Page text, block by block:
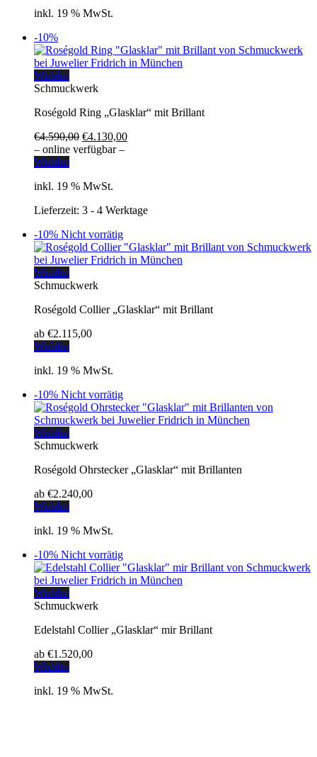
inkl. 19 % MwSt.
-10%
Wishlist
Schmuckwerk
Roségold Ring „Glasklar“ mit Brillant
€4.590,00 Ursprünglicher
Preis
€4.130,00Aktueller
– online verfügbar –
Wishlist
inkl. 19 % MwSt.
Lieferzeit: 3 - 4 Werktage
-10% Nicht vorrätig
Wishlist
Schmuckwerk
Roségold Collier „Glasklar“ mit Brillant
ab €2.115,00
Wishlist
inkl. 19 % MwSt.
-10% Nicht vorrätig
Wishlist
Schmuckwerk
Roségold Ohrstecker „Glasklar“ mit Brillanten
ab €2.240,00
Wishlist
inkl. 19 % MwSt.
-10% Nicht vorrätig
Wishlist
Schmuckwerk
Edelstahl Collier „Glasklar“ mir Brillant
ab €1.520,00
Wishlist
inkl. 19 % MwSt.